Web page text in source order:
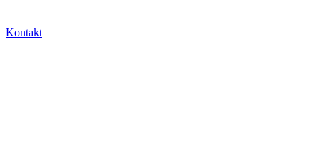
Kontakt